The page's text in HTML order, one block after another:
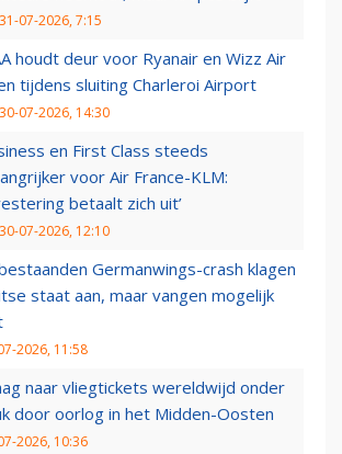
31-07-2026, 7:15
houdt deur voor Ryanair en Wizz Air
tijdens sluiting Charleroi Airport
30-07-2026, 14:30
en First Class steeds
voor Air France-KLM:
betaalt zich uit’
30-07-2026, 12:10
Germanwings-crash klagen
staat aan, maar vangen mogelijk
2026, 11:58
naar vliegtickets wereldwijd onder
door oorlog in het Midden-Oosten
2026, 10:36